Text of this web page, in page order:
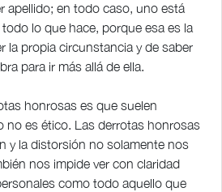
apellido; en todo caso, uno está
lo que hace, porque esa es la
la propia circunstancia y de saber
para ir más allá de ella.
honrosas es que suelen
no es ético. Las derrotas honrosas
y la distorsión no solamente nos
nos impide ver con claridad
como todo aquello que